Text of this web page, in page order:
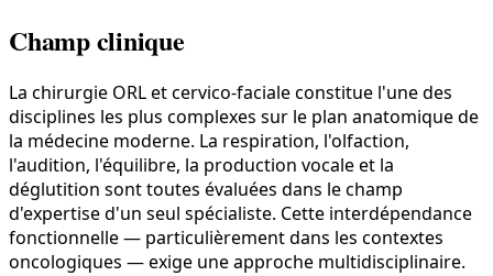
Champ clinique
La chirurgie ORL et cervico-faciale constitue l'une des
disciplines les plus complexes sur le plan anatomique de
la médecine moderne. La respiration, l'olfaction,
l'audition, l'équilibre, la production vocale et la
déglutition sont toutes évaluées dans le champ
d'expertise d'un seul spécialiste. Cette interdépendance
fonctionnelle — particulièrement dans les contextes
oncologiques — exige une approche multidisciplinaire.